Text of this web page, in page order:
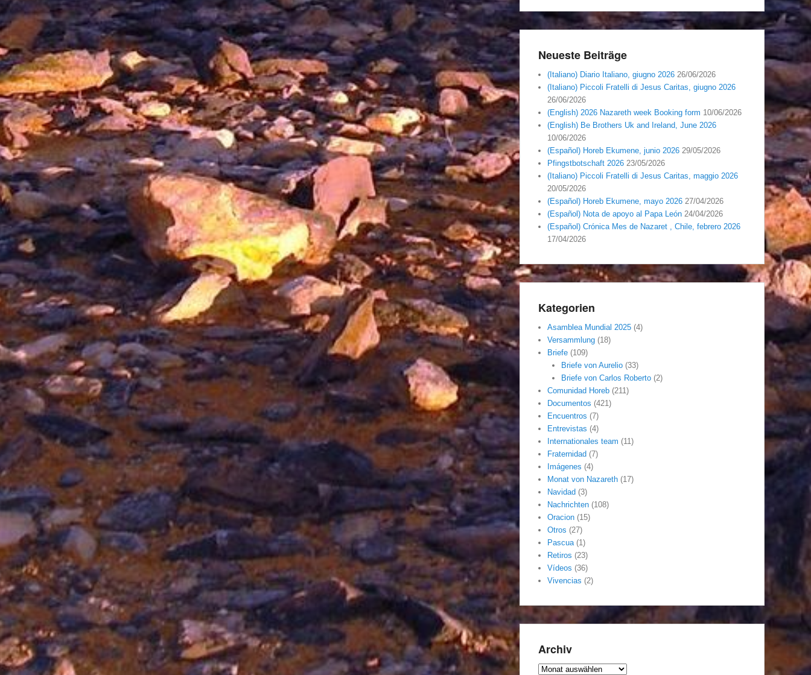
Neueste Beiträge
(Italiano) Diario Italiano, giugno 2026 26/06/2026
(Italiano) Piccoli Fratelli di Jesus Caritas, giugno 2026
26/06/2026
(English) 2026 Nazareth week Booking form 10/06/2026
(English) Be Brothers Uk and Ireland, June 2026
10/06/2026
(Español) Horeb Ekumene, junio 2026 29/05/2026
Pfingstbotschaft 2026 23/05/2026
(Italiano) Piccoli Fratelli di Jesus Caritas, maggio 2026
20/05/2026
(Español) Horeb Ekumene, mayo 2026 27/04/2026
(Español) Nota de apoyo al Papa León 24/04/2026
(Español) Crónica Mes de Nazaret , Chile, febrero 2026
17/04/2026
Kategorien
Asamblea Mundial 2025 (4)
Versammlung (18)
Briefe (109)
Briefe von Aurelio(33)
Briefe von Carlos Roberto(2)
Comunidad Horeb (211)
Documentos (421)
Encuentros (7)
Entrevistas (4)
Internationales team (11)
Fraternidad (7)
Imágenes (4)
Monat von Nazareth (17)
Navidad (3)
Nachrichten (108)
Oracion (15)
Otros (27)
Pascua(1)
Retiros (23)
Vídeos (36)
Vivencias (2)
Archiv
Archiv